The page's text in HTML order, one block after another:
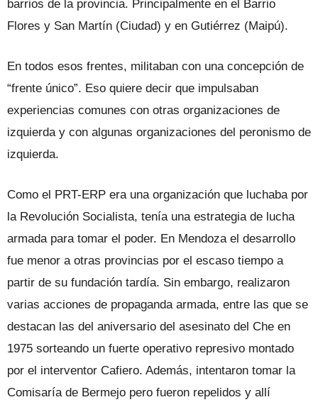
barrios de la provincia. Principalmente en el Barrio
Flores y San Martín (Ciudad) y en Gutiérrez (Maipú).
En todos esos frentes, militaban con una concepción de
“frente único”. Eso quiere decir que impulsaban
experiencias comunes con otras organizaciones de
izquierda y con algunas organizaciones del peronismo de
izquierda.
Como el PRT-ERP era una organización que luchaba por
la Revolución Socialista, tenía una estrategia de lucha
armada para tomar el poder. En Mendoza el desarrollo
fue menor a otras provincias por el escaso tiempo a
partir de su fundación tardía. Sin embargo, realizaron
varias acciones de propaganda armada, entre las que se
destacan las del aniversario del asesinato del Che en
1975 sorteando un fuerte operativo represivo montado
por el interventor Cafiero. Además, intentaron tomar la
Comisaría de Bermejo pero fueron repelidos y allí